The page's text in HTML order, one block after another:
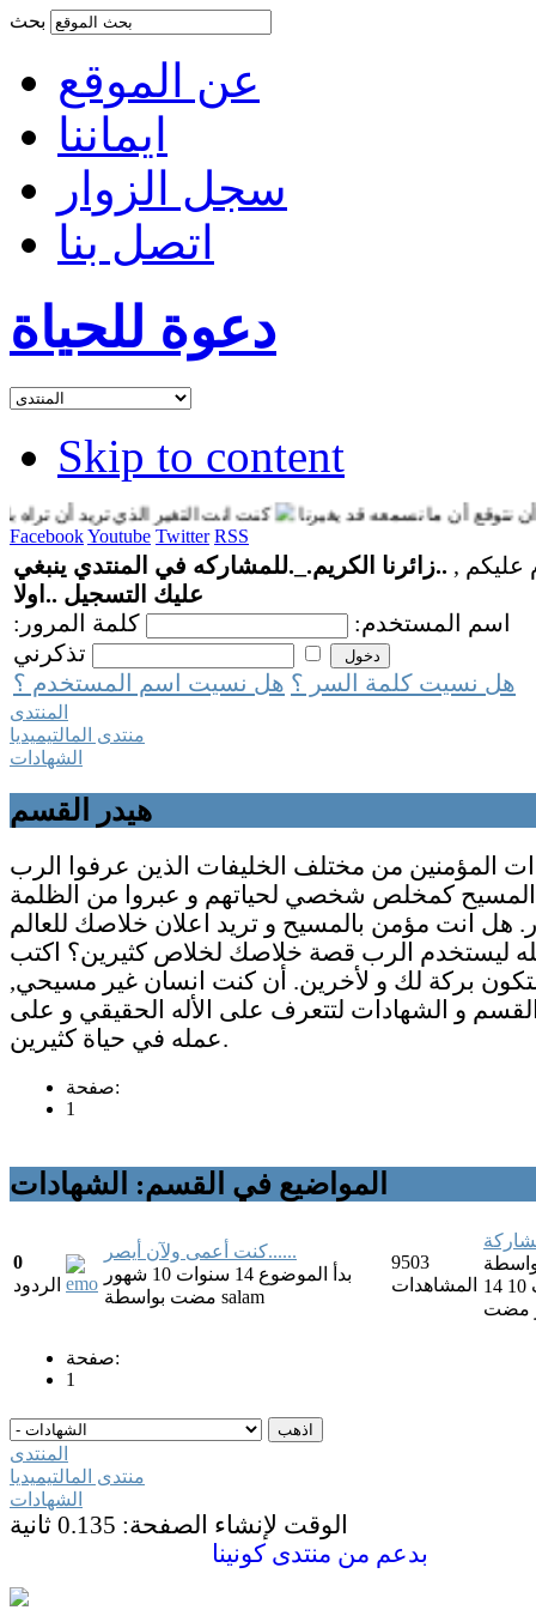
عن الموقع
ايماننا
سجل الزوار
اتصل بنا
دعوة للحياة
Skip to content
أن ما نسمعه قد يغيرنا
كنت انت التغير الذي تريد أن تراه
FacebookYoutube Twitter RSS
عليكم , ..زائرنا الكريم._.للمشاركه في المنتدي ينبغي
عليك التسجيل ..اولا
اسم المستخدم:
كلمة المرور:
هل نسيت كلمة السر ؟ هل نسيت اسم المستخدم ؟
المنتدى
منتدى المالتيميديا
الشهادات
هيدر القسم
المؤمنين من مختلف الخليفات الذين عرفوا الرب
كمخلص شخصي لحياتهم و عبروا من الظلمة
هل انت مؤمن بالمسيح و تريد اعلان خلاصك للعالم
ليستخدم الرب قصة خلاصك لخلاص كثيرين؟ اكتب
بركة لك و لأخرين. أن كنت انسان غير مسيحي,
و الشهادات لتتعرف على الأله الحقيقي و على
عمله في حياة كثيرين.
صفحة:
1
المواضيع في القسم: الشهادات
0
الردود
كنت أعمى ولآن أيصر......
بدأ الموضوع 14 سنوات 10 شهور
مضت salam
9503
المشاهدات
14 سنوات 10
مضت
صفحة:
1
المنتدى
منتدى المالتيميديا
الشهادات
الوقت لإنشاء الصفحة: 0.135 ثانية
بدعم من منتدى كونينا